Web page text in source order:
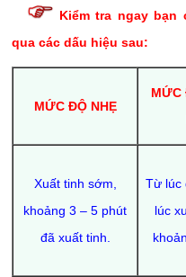
Kiểm tra ngay
qua các dấu hiệu sau:
MỨC ĐỘ NHẸ
MỨC
Xuất tinh sớm,
khoảng 3 – 5 phút
đã xuất tinh.
Từ lúc
lúc